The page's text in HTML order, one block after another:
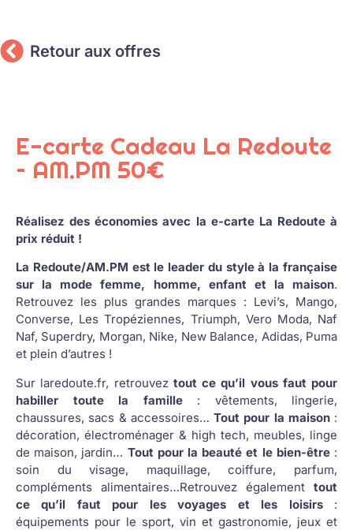
Retour aux offres
E-carte Cadeau La Redoute
– AM.PM 50€
Réalisez des économies avec la e-carte La Redoute à
prix réduit !
La Redoute/AM.PM est le leader du style à la française
sur la mode femme, homme, enfant et la maison.
Retrouvez les plus grandes marques : Levi’s, Mango,
Converse, Les Tropéziennes, Triumph, Vero Moda, Naf
Naf, Superdry, Morgan, Nike, New Balance, Adidas, Puma
et plein d’autres !
Sur laredoute.fr, retrouvez tout ce qu’il vous faut pour
habiller toute la famille: vêtements, lingerie,
chaussures, sacs & accessoires… Tout pour la maison:
décoration, électroménager & high tech, meubles, linge
de maison, jardin… Tout pour la beauté et le bien-être:
soin du visage, maquillage, coiffure, parfum,
compléments alimentaires…Retrouvez également tout
ce qu’il faut pour les voyages et les loisirs:
équipements pour le sport, vin et gastronomie, jeux et